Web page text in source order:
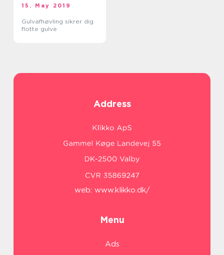
15. May 2019
Gulvafhøvling sikrer dig
flotte gulve
Address
web: www.klikko.dk/
Menu
Ads